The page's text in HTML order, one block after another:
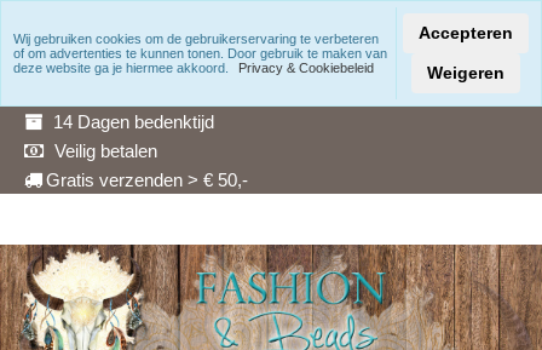
Snelle levering
14 Dagen bedenktijd
Veilig betalen
Gratis verzenden > € 50,-
Wij gebruiken cookies om de gebruikerservaring te verbeteren
of om advertenties te kunnen tonen. Door gebruik te maken van
deze website ga je hiermee akkoord.
Privacy & Cookiebeleid
Accepteren
Weigeren